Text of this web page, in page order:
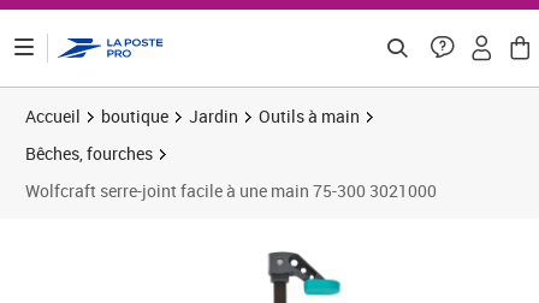
Accueil boutique Jardin
Outils à main
Bêches, fourches
Wolfcraft serre-joint facile à une main 75-300 3021000